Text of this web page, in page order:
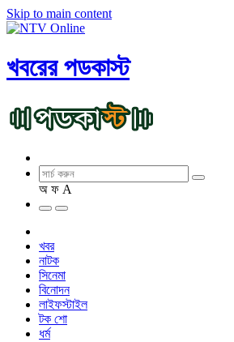
Skip to main content
খবরের পডকাস্ট
অ ফ A
খবর
নাটক
সিনেমা
বিনোদন
লাইফস্টাইল
টক শো
ধর্ম